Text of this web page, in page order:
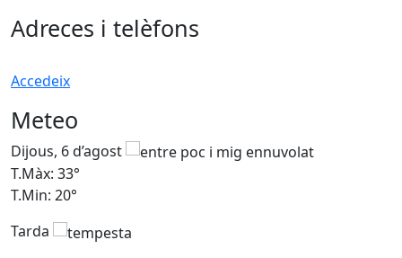
Adreces i telèfons
Accedeix
Meteo
Dijous, 6 d’agost
T.Màx: 33°
T.Min: 20°
Tarda